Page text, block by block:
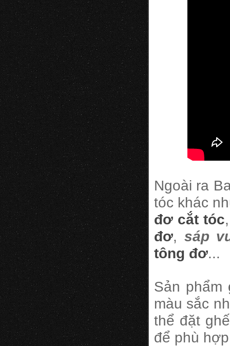
Ngoài ra
tóc khác
đơ cắt tóc
đơ, sáp
tông đơ...
Sản phẩm
màu sắc
thể đặt
để phù